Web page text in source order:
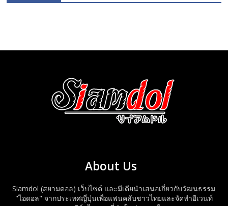
About Us
Siamdol (สยามดอล) เว็บไซต์ และมีเดียนำเสนอเกี่ยวกับวัฒนธรรม
"ไอดอล" จากประเทศญี่ปุ่นเพื่อแฟนคลับชาวไทยและจัดทำอีเวนท์